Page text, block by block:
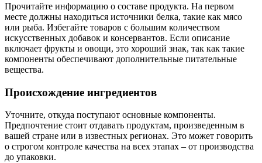
Прочитайте информацию о составе продукта. На первом
месте должны находиться источники белка, такие как мясо
или рыба. Избегайте товаров с большим количеством
искусственных добавок и консервантов. Если описание
включает фрукты и овощи, это хороший знак, так как такие
компоненты обеспечивают дополнительные питательные
вещества.
Происхождение ингредиентов
Уточните, откуда поступают основные компоненты.
Предпочтение стоит отдавать продуктам, произведенным в
вашей стране или в известных регионах. Это может говорить
о строгом контроле качества на всех этапах – от производства
до упаковки.